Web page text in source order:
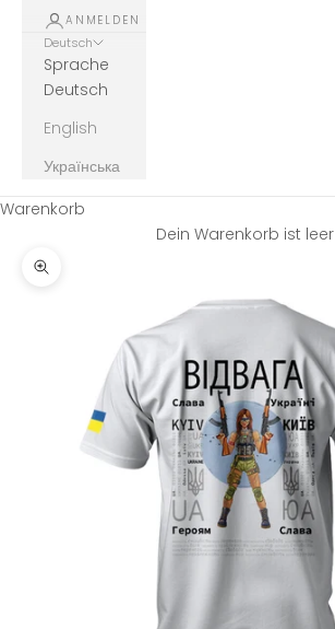
ANMELDEN
Deutsch
Sprache
Deutsch
English
Українська
Warenkorb
Dein Warenkorb ist leer
Bild vergrößern